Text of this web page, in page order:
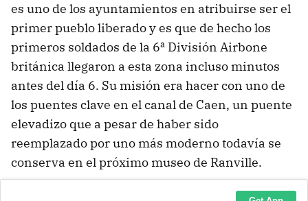
es uno de los ayuntamientos en atribuirse ser el
primer pueblo liberado y es que de hecho los
primeros soldados de la 6ª División Airbone
británica llegaron a esta zona incluso minutos
antes del día 6. Su misión era hacer con uno de
los puentes clave en el canal de Caen, un puente
elevadizo que a pesar de haber sido
reemplazado por uno más moderno todavía se
conserva en el próximo museo de Ranville.